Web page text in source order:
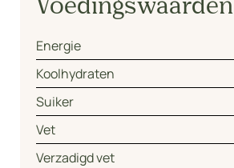
Voedingswaarden
Energie
Koolhydraten
Suiker
Vet
Verzadigd vet